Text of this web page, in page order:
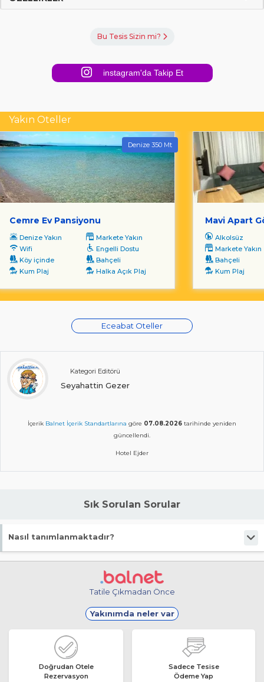
Bu Tesis Sizin mi?
instagram'da Takip Et
Yakın Oteller
Denize 350 Mt
Cemre Ev Pansiyonu
Denize Yakın
Markete Yakın
Wifi
Engelli Dostu
Köy içinde
Bahçeli
Kum Plaj
Halka Açık Plaj
Mavi Apart
Alkolsüz
Markete Yakın
Bahçeli
Kum Plaj
Eceabat Oteller
Kategori Editörü
Seyahattin Gezer
İçerik Balnet İçerik Standartlarına göre 07.08.2026 tarihinde yeniden
güncellendi.
Hotel Ejder
Sık Sorulan Sorular
Nasıl tanımlanmaktadır?
Tesis Tiny Hause statüsündedir.
Tatile Çıkmadan Önce
Yakınımda neler var
Doğrudan Otele
Rezervasyon
Sadece Tesise
Ödeme Yap